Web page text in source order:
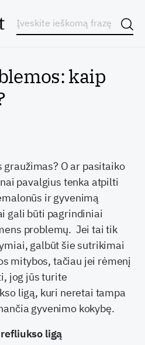
kaip
O ar pasitaiko
pavalgius tenka atpilti
ir gyvenimą
gali būti pagrindiniai
problemų. Jei tai tik
galbūt šie sutrikimai
mitybos, tačiau jei rėmenį
jog jūs turite
ligą, kuri neretai tampa
gyvenimo kokybę.
ligą